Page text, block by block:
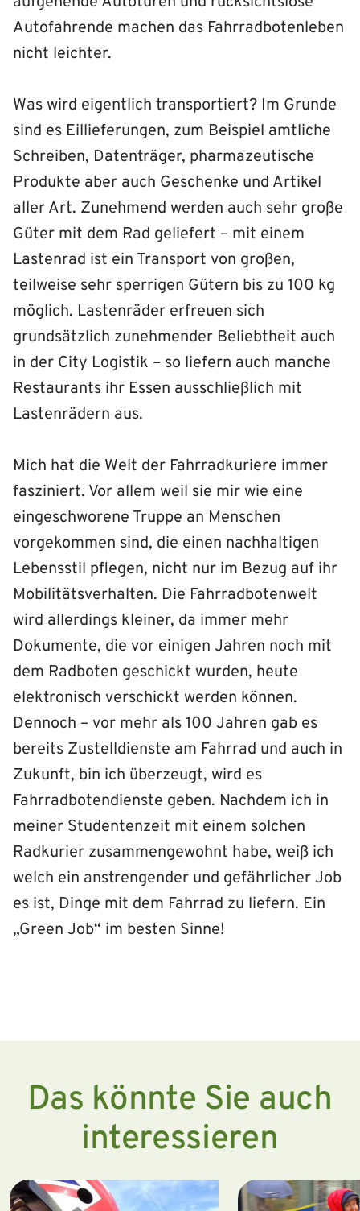
Autofahrende machen das Fahrradbotenleben
nicht leichter.
Was wird eigentlich transportiert? Im Grunde
sind es Eillieferungen, zum Beispiel amtliche
Schreiben, Datenträger, pharmazeutische
Produkte aber auch Geschenke und Artikel
aller Art. Zunehmend werden auch sehr große
Güter mit dem Rad geliefert – mit einem
Lastenrad ist ein Transport von großen,
teilweise sehr sperrigen Gütern bis zu 100 kg
möglich. Lastenräder erfreuen sich
grundsätzlich zunehmender Beliebtheit auch
in der City Logistik – so liefern auch manche
Restaurants ihr Essen ausschließlich mit
Lastenrädern aus.
Mich hat die Welt der Fahrradkuriere immer
fasziniert. Vor allem weil sie mir wie eine
eingeschworene Truppe an Menschen
vorgekommen sind, die einen nachhaltigen
Lebensstil pflegen, nicht nur im Bezug auf ihr
Mobilitätsverhalten. Die Fahrradbotenwelt
wird allerdings kleiner, da immer mehr
Dokumente, die vor einigen Jahren noch mit
dem Radboten geschickt wurden, heute
elektronisch verschickt werden können.
Dennoch – vor mehr als 100 Jahren gab es
bereits Zustelldienste am Fahrrad und auch in
Zukunft, bin ich überzeugt, wird es
Fahrradbotendienste geben. Nachdem ich in
meiner Studentenzeit mit einem solchen
Radkurier zusammengewohnt habe, weiß ich
welch ein anstrengender und gefährlicher Job
es ist, Dinge mit dem Fahrrad zu liefern. Ein
„Green Job“ im besten Sinne!
Das könnte Sie auch
interessieren